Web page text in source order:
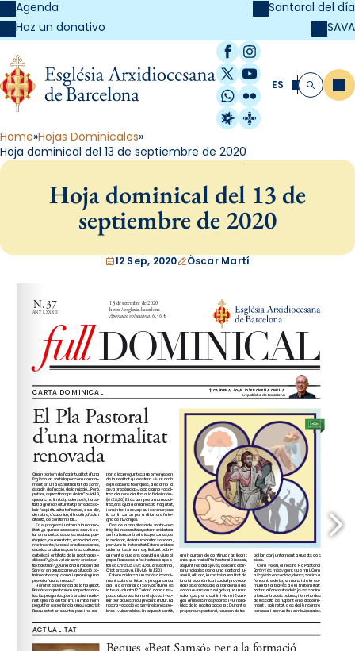
Agenda
Haz un donativo
Santoral del día
SAVA
Facebook
Instagram
X / Twitter
YouTube
WhatsApp
Flickr
Radio Estel
Catalunya
ES Buscar
Home Hojas Dominicales
Hoja dominical del 13 de septiembre de 2020
Hoja dominical del 13 de
septiembre de 2020
12 Sep, 2020 Òscar Martí